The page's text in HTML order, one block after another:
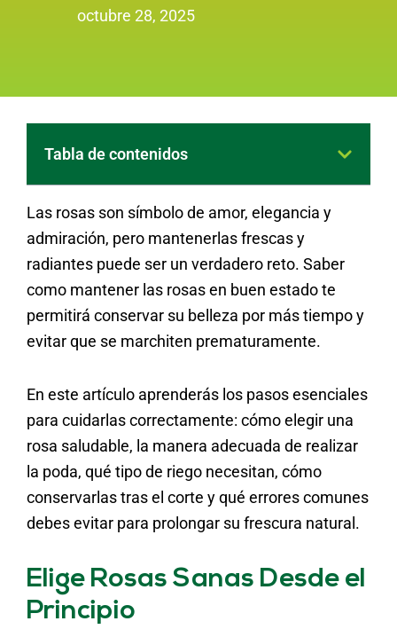
octubre 28, 2025
Tabla de contenidos
Las rosas son símbolo de amor, elegancia y
admiración, pero mantenerlas frescas y
radiantes puede ser un verdadero reto. Saber
como mantener las rosas en buen estado te
permitirá conservar su belleza por más tiempo y
evitar que se marchiten prematuramente.
En este artículo aprenderás los pasos esenciales
para cuidarlas correctamente: cómo elegir una
rosa saludable, la manera adecuada de realizar
la poda, qué tipo de riego necesitan, cómo
conservarlas tras el corte y qué errores comunes
debes evitar para prolongar su frescura natural.
Elige Rosas Sanas Desde el
Principio